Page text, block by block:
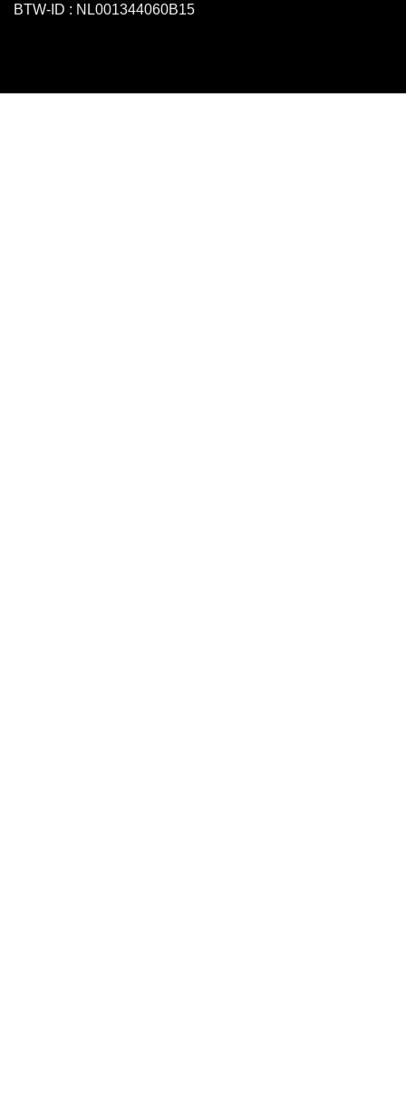
BTW-ID : NL001344060B15